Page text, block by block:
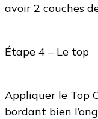
avoir 2 couches
Étape 4 – Le top
Appliquer le Top
bordant bien